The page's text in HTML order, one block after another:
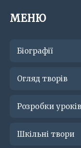
МЕНЮ
Біографії
Огляд творів
Розробки уроків
Шкільні твори